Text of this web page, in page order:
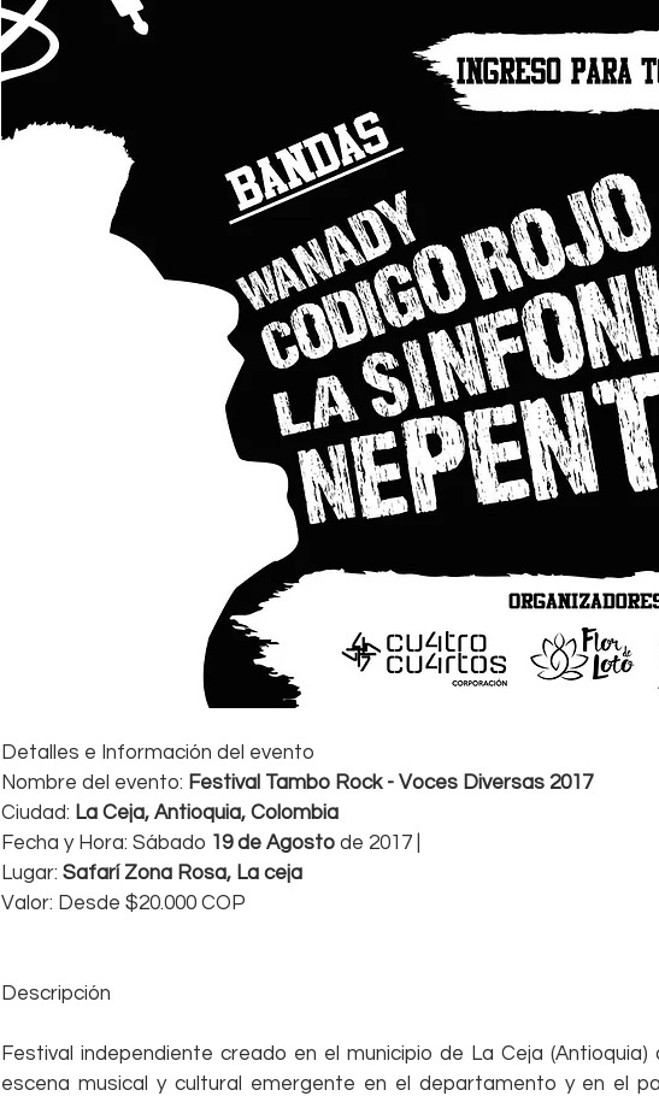
Detalles e Información del evento
Nombre del evento: Festival Tambo Rock - Voces Diversas 2017
Ciudad: La Ceja, Antioquia, Colombia
Fecha y Hora: Sábado 19 de Agosto de 2017 |
Lugar: Safarí Zona Rosa, La ceja
Valor: Desde $20.000 COP
Descripción
Festival independiente creado en el municipio de La Ceja
escena musical y cultural emergente en el departamento y en el